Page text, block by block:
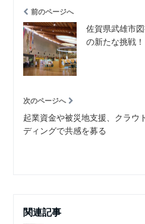
前のページへ
佐賀県武雄市
の新たな挑
次のページへ
起業資金や被災地支援、クラウ
ディングで共感を募る
関連記事